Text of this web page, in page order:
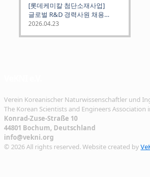
[롯데케미칼 첨단소재사업]
글로벌 R&D 경력사원 채용
(~2026. 5.5)
2026.04.23
Verein Koreanischer Naturwissenschaftler und
The Korean Scientists and Engineers Association
Konrad-Zuse-Straße 10
44801 Bochum, Deutschland
info@vekni.org
© 2026 All rights reserved. Website created by